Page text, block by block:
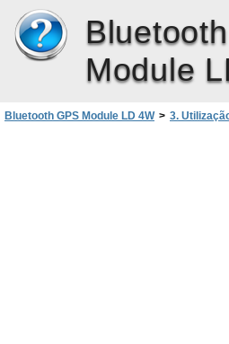
Module
Bluetooth GPS Module LD 4W > 3.